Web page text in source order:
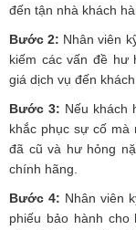
đến tận nhà khách
Bước 2: Nhân viên
kiếm các vấn đề hư
giá dịch vụ đến khách
Bước 3: Nếu khách
khắc phục sự cố mà
đã cũ và hư hỏng
chính hãng.
Bước 4: Nhân viên
phiếu bảo hành